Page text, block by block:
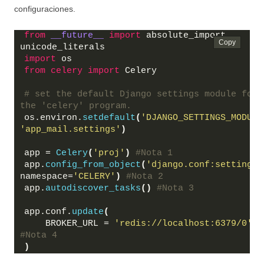
configuraciones.
from __future__ import absolute_import,
unicode_literals
import os
from celery import Celery
# set the default Django settings module for
the 'celery' program.
os.environ. setdefault(
'app_mail.settings' )
app = Celery( 'proj' )
#Nota 1
app. config_from_object( 'django.conf:settings'
namespace='CELERY' )
#Nota 2
app. autodiscover_tasks() #Nota 3
app.conf. update(
    BROKER_URL =
'redis://localhost:6379/0'
#Nota 4
)